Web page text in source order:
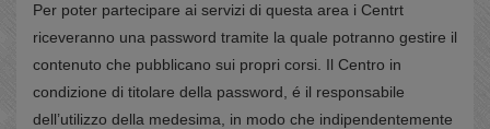
Per poter partecipare ai servizi di questa area i Centrt
riceveranno una password tramite la quale potranno gestire il
contenuto che pubblicano sui propri corsi. Il Centro in
condizione di titolare della password, é il responsabile
dell’utilizzo della medesima, in modo che indipendentemente